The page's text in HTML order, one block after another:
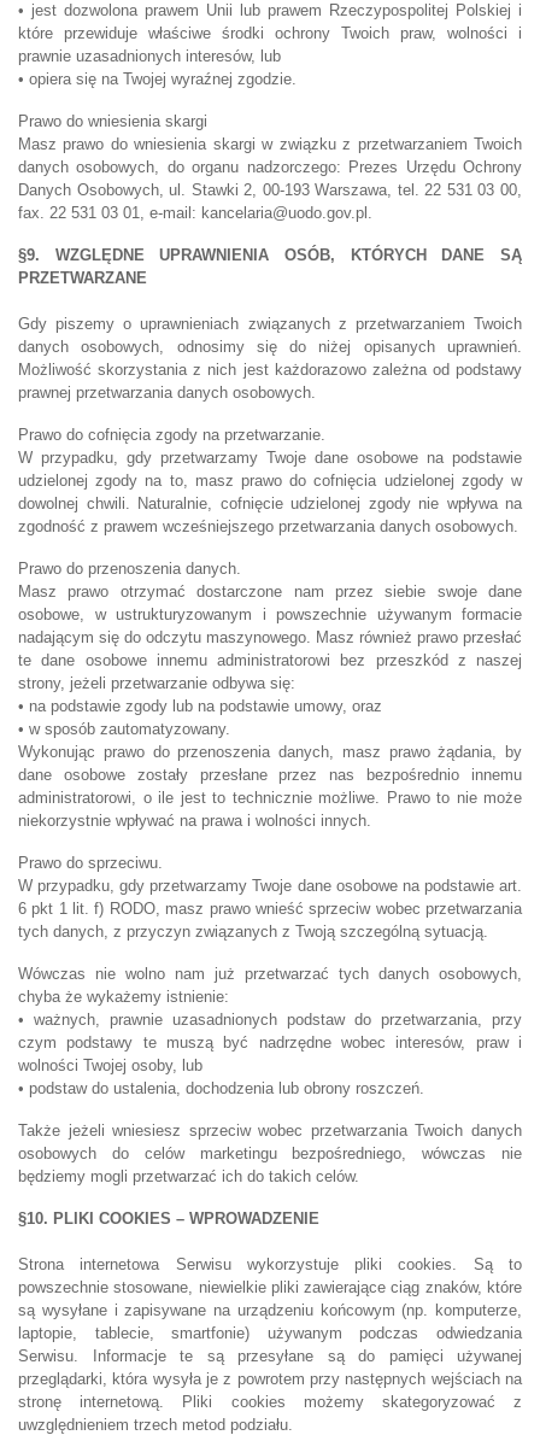
• jest dozwolona prawem Unii lub prawem Rzeczypospolitej Polskiej i
które przewiduje właściwe środki ochrony Twoich praw, wolności i
prawnie uzasadnionych interesów, lub
• opiera się na Twojej wyraźnej zgodzie.
Prawo do wniesienia skargi
Masz prawo do wniesienia skargi w związku z przetwarzaniem Twoich
danych osobowych, do organu nadzorczego: Prezes Urzędu Ochrony
Danych Osobowych, ul. Stawki 2, 00-193 Warszawa, tel. 22 531 03 00,
fax. 22 531 03 01, e-mail: kancelaria@uodo.gov.pl.
§9. WZGLĘDNE UPRAWNIENIA OSÓB, KTÓRYCH DANE SĄ
PRZETWARZANE
Gdy piszemy o uprawnieniach związanych z przetwarzaniem Twoich
danych osobowych, odnosimy się do niżej opisanych uprawnień.
Możliwość skorzystania z nich jest każdorazowo zależna od podstawy
prawnej przetwarzania danych osobowych.
Prawo do cofnięcia zgody na przetwarzanie.
W przypadku, gdy przetwarzamy Twoje dane osobowe na podstawie
udzielonej zgody na to, masz prawo do cofnięcia udzielonej zgody w
dowolnej chwili. Naturalnie, cofnięcie udzielonej zgody nie wpływa na
zgodność z prawem wcześniejszego przetwarzania danych osobowych.
Prawo do przenoszenia danych.
Masz prawo otrzymać dostarczone nam przez siebie swoje dane
osobowe, w ustrukturyzowanym i powszechnie używanym formacie
nadającym się do odczytu maszynowego. Masz również prawo przesłać
te dane osobowe innemu administratorowi bez przeszkód z naszej
strony, jeżeli przetwarzanie odbywa się:
• na podstawie zgody lub na podstawie umowy, oraz
• w sposób zautomatyzowany.
Wykonując prawo do przenoszenia danych, masz prawo żądania, by
dane osobowe zostały przesłane przez nas bezpośrednio innemu
administratorowi, o ile jest to technicznie możliwe. Prawo to nie może
niekorzystnie wpływać na prawa i wolności innych.
Prawo do sprzeciwu.
W przypadku, gdy przetwarzamy Twoje dane osobowe na podstawie art.
6 pkt 1 lit. f) RODO, masz prawo wnieść sprzeciw wobec przetwarzania
tych danych, z przyczyn związanych z Twoją szczególną sytuacją.
Wówczas nie wolno nam już przetwarzać tych danych osobowych,
chyba że wykażemy istnienie:
• ważnych, prawnie uzasadnionych podstaw do przetwarzania, przy
czym podstawy te muszą być nadrzędne wobec interesów, praw i
wolności Twojej osoby, lub
• podstaw do ustalenia, dochodzenia lub obrony roszczeń.
Także jeżeli wniesiesz sprzeciw wobec przetwarzania Twoich danych
osobowych do celów marketingu bezpośredniego, wówczas nie
będziemy mogli przetwarzać ich do takich celów.
§10. PLIKI COOKIES – WPROWADZENIE
Strona internetowa Serwisu wykorzystuje pliki cookies. Są to
powszechnie stosowane, niewielkie pliki zawierające ciąg znaków, które
są wysyłane i zapisywane na urządzeniu końcowym (np. komputerze,
laptopie, tablecie, smartfonie) używanym podczas odwiedzania
Serwisu. Informacje te są przesyłane są do pamięci używanej
przeglądarki, która wysyła je z powrotem przy następnych wejściach na
stronę internetową. Pliki cookies możemy skategoryzować z
uwzględnieniem trzech metod podziału.